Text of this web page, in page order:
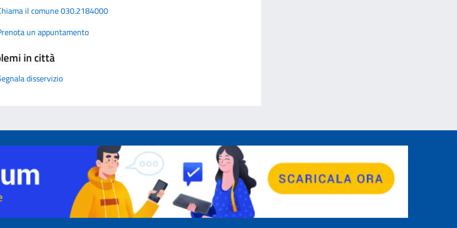
il comune 030.2184000
un appuntamento
in città
disservizio